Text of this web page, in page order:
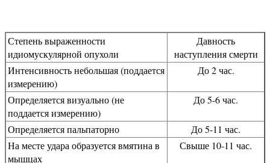
Степень выраженности
идиомускулярной опухоли
Давность
наступления смерти
Интенсивность небольшая (поддается
измерению)
До 2 час.
Определяется визуально (не
поддается измерению)
До 5-6 час.
Определяется пальпаторно
До 5-11 час.
На месте удара образуется вмятина в
мышцах
Свыше 10-11 час.